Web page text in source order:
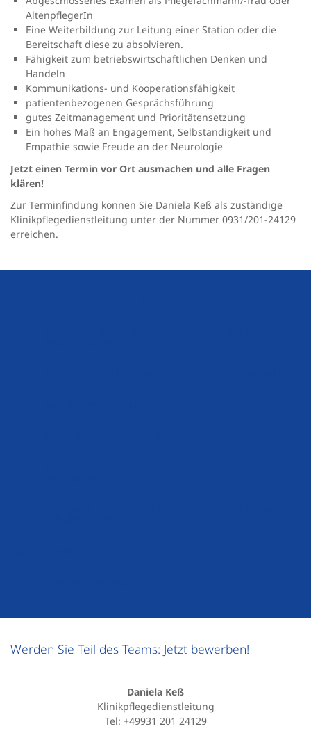
AltenpflegerIn
Eine Weiterbildung zur Leitung einer Station oder die
Bereitschaft diese zu absolvieren.
Fähigkeit zum betriebswirtschaftlichen Denken und
Handeln
Kommunikations- und Kooperationsfähigkeit
patientenbezogenen Gesprächsführung
gutes Zeitmanagement und Prioritätensetzung
Ein hohes Maß an Engagement, Selbständigkeit und
Empathie sowie Freude an der Neurologie
Jetzt einen Termin vor Ort ausmachen und alle Fragen
klären!
Zur Terminfindung können Sie Daniela Keß als zuständige
Klinikpflegedienstleitung unter der Nummer 0931/201-24129
erreichen.
Werden Sie Teil des Teams: Jetzt bewerben!
Daniela Keß
Klinikpflegedienstleitung
Tel: +49931 201 24129